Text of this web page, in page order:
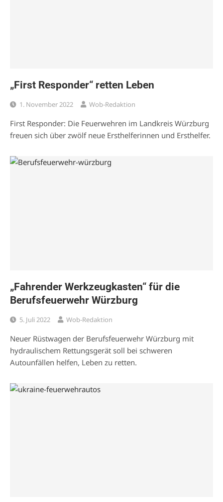
„First Responder“ retten Leben
1. November 2022 Wob-Redaktion
First Responder: Die Feuerwehren im Landkreis Würzburg
freuen sich über zwölf neue Ersthelferinnen und Ersthelfer.
„Fahrender Werkzeugkasten“ für die
Berufsfeuerwehr Würzburg
5. Juli 2022 Wob-Redaktion
Neuer Rüstwagen der Berufsfeuerwehr Würzburg mit
hydraulischem Rettungsgerät soll bei schweren
Autounfällen helfen, Leben zu retten.